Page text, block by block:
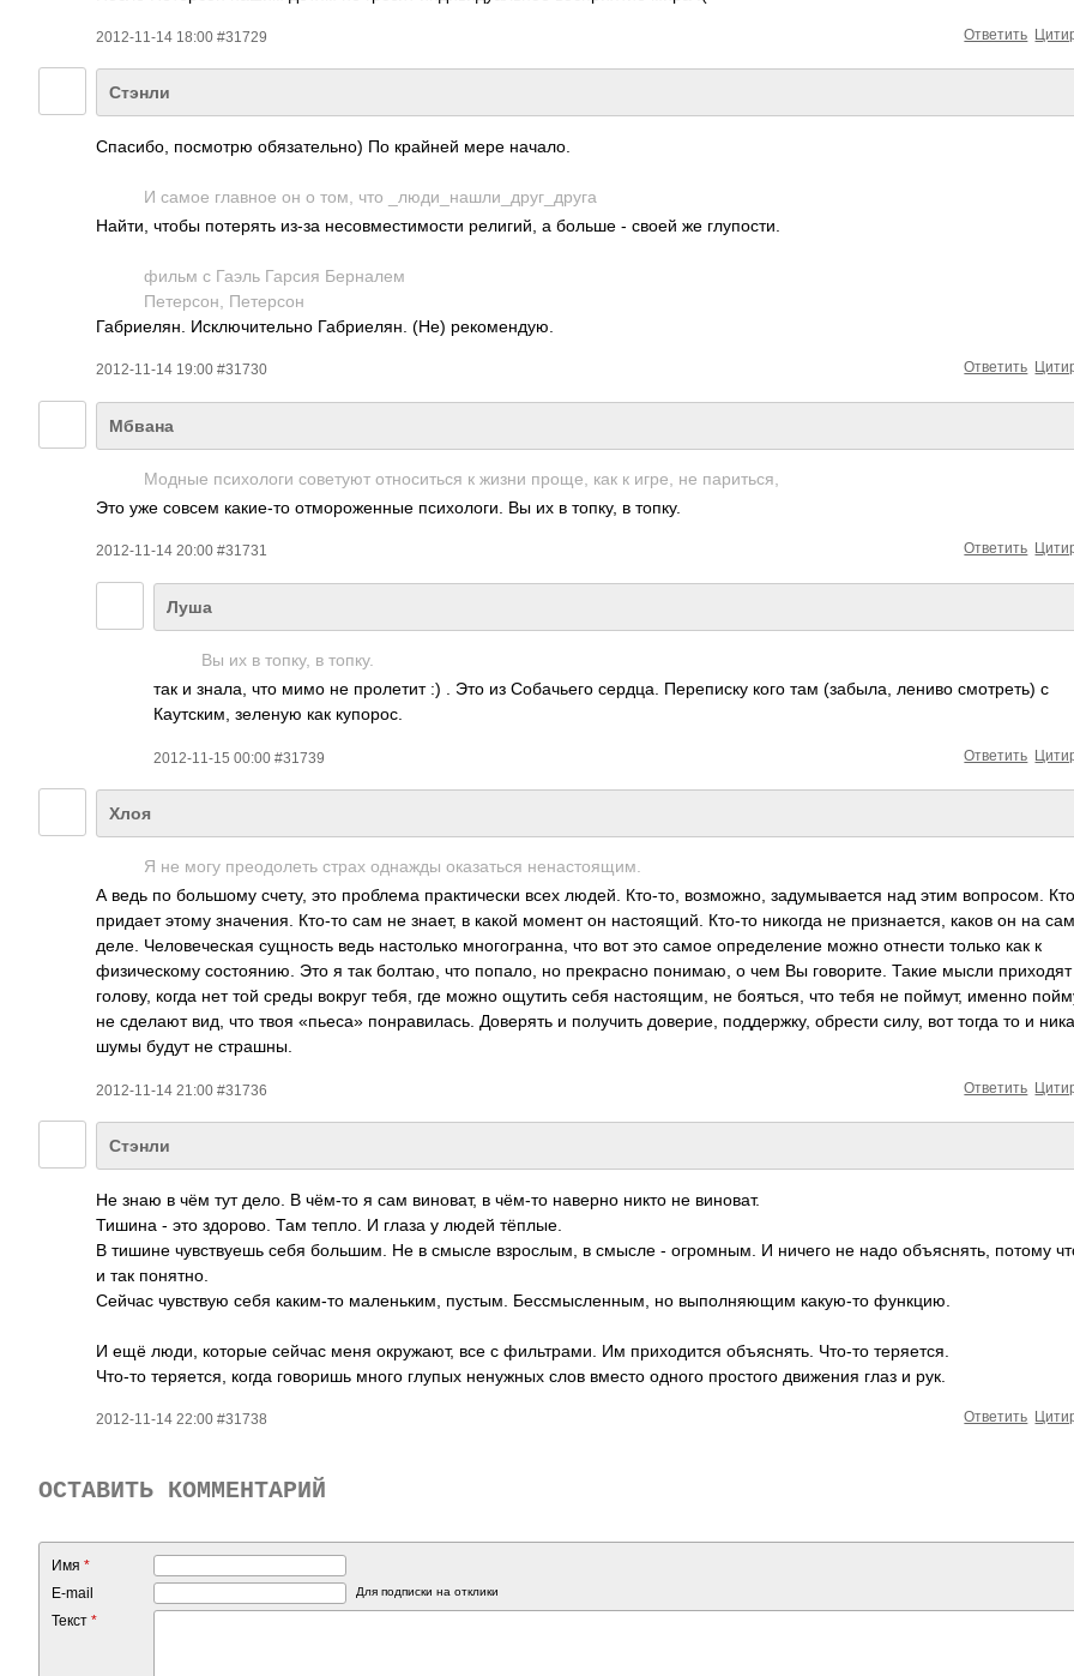
2012-11-14 18:00 #31729 Ответить
Стэнли
Спасибо, посмотрю обязательно) По крайней мере начало.
И самое главное он о том, что _люди_нашли_друг­­_друга­
Найти, чтобы потерять из-за несовместимости религий, а больше - своей же глупости.
фильм с Гаэль Гарсия Берналем
Петерсон, Петерсон
Габриелян. Исключительно Габриелян. (Не) рекомендую.
2012-11-14 19:00 #31730 Ответить
Мбвана
Модные психологи советуют относиться к жизни проще, как к игре, не париться,
Это уже совсем какие-то отмороженные психологи. Вы их в топку, в топку.
2012-11-14 20:00 #31731 Ответить
Луша
Вы их в топку, в топку.
так и знала, что мимо не пролетит :) . Это из Собачьего сердца. Переписку кого там (забыла, лениво смотреть) с
Каутским, зеленую как купорос.
2012-11-15 00:00 #31739 Ответить
Хлоя
Я не могу преодолеть страх однажды оказаться ненастоящим.
А ведь по большому счету, это проблема практически всех людей. Кто-то, возможно, задумывается над этим вопросом.
придает этому значения. Кто-то сам не знает, в какой момент он настоящий. Кто-то никогда не признается, каков он на
деле. Человеческая сущность ведь настолько многогранна, что вот это самое определение можно отнести только как к
физическому состоянию. Это я так болтаю, что попало, но прекрасно понимаю, о чем Вы говорите. Такие мысли приходят
голову, когда нет той среды вокруг тебя, где можно ощутить себя настоящим, не бояться, что тебя не поймут, именно
не сделают вид, что твоя «пьеса» понравилась. Доверять и получить доверие, поддержку, обрести силу, вот тогда то и
шумы будут не страшны.
2012-11-14 21:00 #31736 Ответить
Стэнли
Не знаю в чём тут дело. В чём-то я сам виноват, в чём-то наверно никто не виноват.
Тишина - это здорово. Там тепло. И глаза у людей тёплые.
В тишине чувствуешь себя большим. Не в смысле взрослым, в смысле - огромным. И ничего не надо объяснять, потому
и так понятно.
Сейчас чувствую себя каким-то маленьким, пустым. Бессмысленным, но выполняющим какую-то функцию.
И ещё люди, которые сейчас меня окружают, все с фильтрами. Им приходится объяснять. Что-то теряется.
Что-то теряется, когда говоришь много глупых ненужных слов вместо одного простого движения глаз и рук.
2012-11-14 22:00 #31738 Ответить
ОСТАВИТЬ КОММЕНТАРИЙ
Имя *
E-mail
Для подписки на отклики
Текст *